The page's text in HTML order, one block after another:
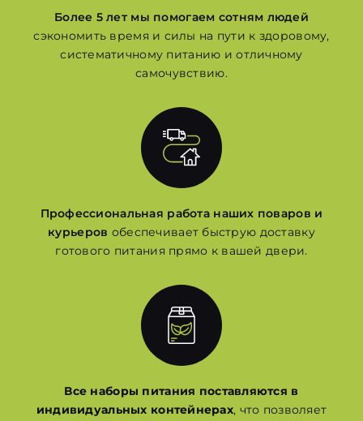
Более 5 лет мы помогаем сотням людей
сэкономить время и силы на пути к здоровому,
систематичному питанию и отличному
самочувствию.
Профессиональная работа наших поваров и
курьеров обеспечивает быструю доставку
готового питания прямо к вашей двери.
Все наборы питания поставляются в
индивидуальных контейнерах, что позволяет